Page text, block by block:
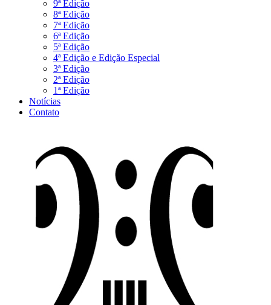
9ª Edição
8ª Edição
7ª Edição
6ª Edição
5ª Edição
4ª Edição e Edição Especial
3ª Edição
2ª Edição
1ª Edição
Notícias
Contato